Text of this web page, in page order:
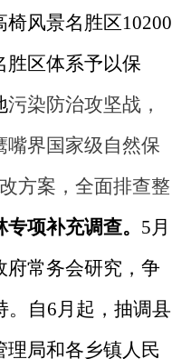
风景名胜区10200
胜区体系予以保
污染防治攻坚战，
嘴界国家级自然保
方案，全面排查整
项补充调查。 5月
府常务会研究，争
。自6月起，抽调县
局和各乡镇人民